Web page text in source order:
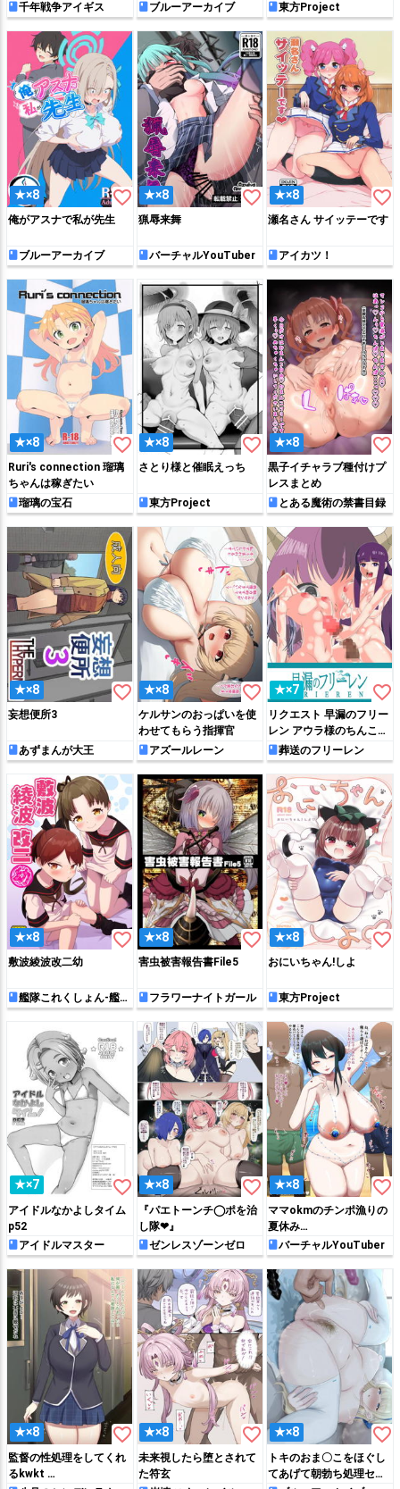
千年戦争アイギス
ブルーアーカイブ
東方Project
★×8 favorite_border
俺がアスナで私が先生
ブルーアーカイブ
★×8 favorite_border
猟辱来舞
バーチャルYouTuber
★×8 favorite_border
瀬名さん サイッテーです
アイカツ！
★×8 favorite_border
Ruri's connection 瑠璃
ちゃんは稼ぎたい
瑠璃の宝石
★×8 favorite_border
さとり様と催眠えっち
東方Project
★×8 favorite_border
黒子イチャラブ種付けプ
レスまとめ
とある魔術の禁書目録
★×8 favorite_border
妄想便所3
あずまんが大王
★×8 favorite_border
ケルサンのおっぱいを使
わせてもらう指揮官
アズールレーン
★×7 favorite_border
リクエスト 早漏のフリー
レン アウラ様のちんこ格
付けチェックの巻
葬送のフリーレン
★×8 favorite_border
敷波綾波改二幼
艦隊これくしょん-艦こ
れ-
★×8 favorite_border
害虫被害報告書File5
フラワーナイトガール
★×8 favorite_border
おにいちゃん!しよ
東方Project
★×7 favorite_border
アイドルなかよしタイム
p52
アイドルマスター
★×8 favorite_border
『パエトーンチ◯ポを治
し隊❤︎』
ゼンレスゾーンゼロ
★×8 favorite_border
ママokmのチンポ漁りの
夏休み…
バーチャルYouTuber
★×8 favorite_border
監督の性処理をしてくれ
るkwkt …
★×8 favorite_border
未来視したら堕とされて
た符玄
★×8 favorite_border
トキのおま〇こをほぐし
てあげて朝勃ち処理セッ